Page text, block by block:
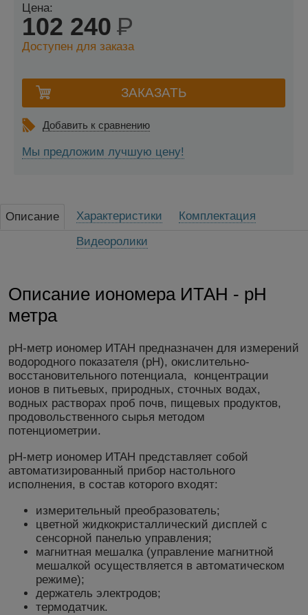
Цена:
102 240 Р
Доступен для заказа
Добавить к сравнению
Мы предложим лучшую цену!
Описание Характеристики
Комплектация
Видеоролики
Описание иономера ИТАН - рН
метра
рН-метр иономер ИТАН предназначен для измерений
водородного показателя (pH), окислительно-
восстановительного потенциала, концентрации
ионов в питьевых, природных, сточных водах,
водных растворах проб почв, пищевых продуктов,
продовольственного сырья методом
потенциометрии.
рН-метр иономер ИТАН представляет собой
автоматизированный прибор настольного
исполнения, в состав которого входят:
измерительный преобразователь;
цветной жидкокристаллический дисплей с
сенсорной панелью управления;
магнитная мешалка (управление магнитной
мешалкой осуществляется в автоматическом
режиме);
держатель электродов;
термодатчик.